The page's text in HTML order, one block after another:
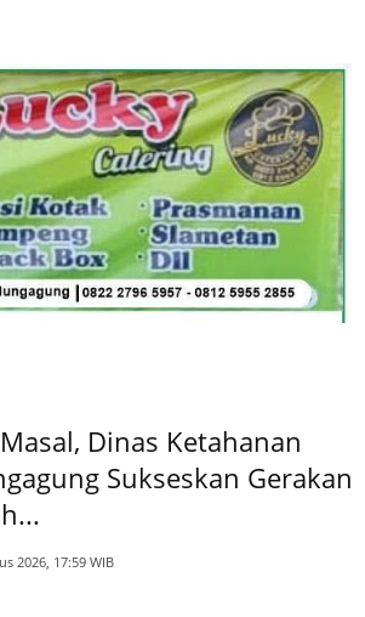
Dinas Ketahanan
Sukseskan Gerakan
2026, 17:59 WIB